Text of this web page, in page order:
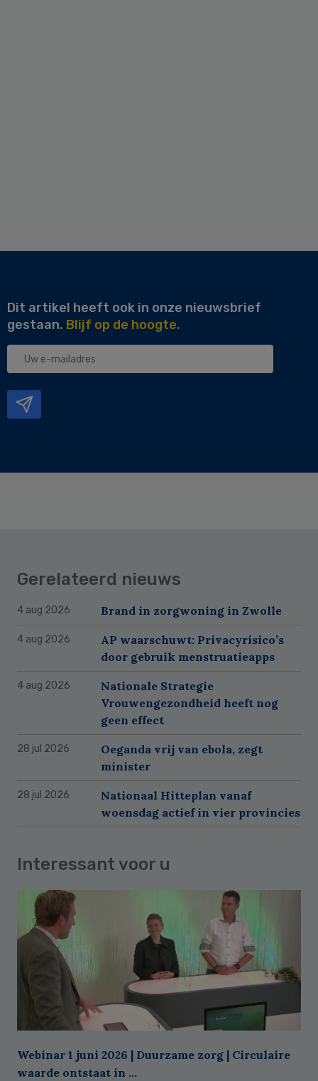
Dit artikel heeft ook in onze nieuwsbrief
gestaan. Blijf op de hoogte.
Uw
Gerelateerd nieuws
4 aug 2026 Brand in zorgwoning in Zwolle
4 aug 2026
AP waarschuwt: Privacyrisico’s
door gebruik menstruatieapps
4 aug 2026
Nationale Strategie
Vrouwengezondheid heeft nog
geen effect
28 jul 2026
Oeganda vrij van ebola, zegt
minister
28 jul 2026
Nationaal Hitteplan vanaf
woensdag actief in vier provincies
Interessant voor u
Webinar 1 juni 2026 | Duurzame zorg | Circulaire
waarde ontstaat in ...